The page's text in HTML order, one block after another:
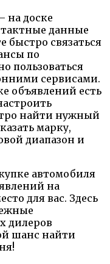
на доске
данные
быстро связаться
по
пользоваться
сервисами.
объявлений есть
найти нужный
марку,
диапазон и
автомобиля
на
для вас. Здесь
дилеров
шанс найти